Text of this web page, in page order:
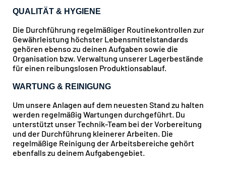
QUALITÄT & HYGIENE
Die Durchführung regelmäßiger Routinekontrollen zur
Gewährleistung höchster Lebensmittelstandards
gehören ebenso zu deinen Aufgaben sowie die
Organisation bzw. Verwaltung unserer Lagerbestände
für einen reibungslosen Produktionsablauf.
WARTUNG & REINIGUNG
Um unsere Anlagen auf dem neuesten Stand zu halten
werden regelmäßig Wartungen durchgeführt. Du
unterstützt unser Technik-Team bei der Vorbereitung
und der Durchführung kleinerer Arbeiten. Die
regelmäßige Reinigung der Arbeitsbereiche gehört
ebenfalls zu deinem Aufgabengebiet.